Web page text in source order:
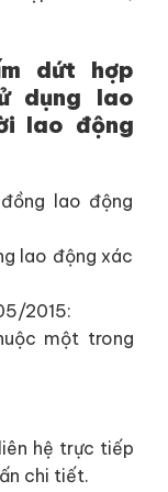
dứt hợp
dụng lao
lao động
lao động
lao động xác
2015:
một trong
hệ trực tiếp
chi tiết.